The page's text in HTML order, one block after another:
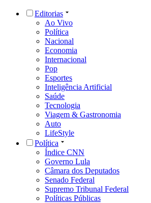
Editorias
Ao Vivo
Política
Nacional
Economia
Internacional
Pop
Esportes
Inteligência Artificial
Saúde
Tecnologia
Viagem & Gastronomia
Auto
LifeStyle
Política
Índice CNN
Governo Lula
Câmara dos Deputados
Senado Federal
Supremo Tribunal Federal
Políticas Públicas